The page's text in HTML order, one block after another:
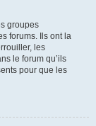
groupes
forums. Ils ont la
les
le forum qu’ils
pour que les